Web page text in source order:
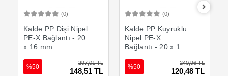
(0)
Kalde PP Dişi Nipel
PE-X Bağlantı - 20
x 16 mm
297,01 TL
148,51 TL
%50
(0)
Kalde PP Kuyruklu
Nipel PE-X
Bağlantı - 20 x 16
240,96 TL
120,48 TL
%50